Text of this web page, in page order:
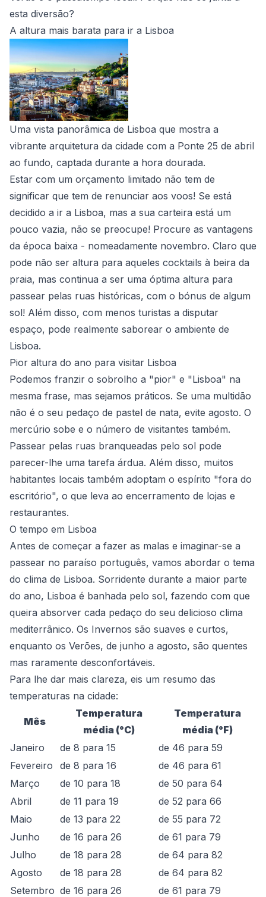
esta diversão?
A altura mais barata para ir a Lisboa
Uma vista panorâmica de Lisboa que mostra a
vibrante arquitetura da cidade com a Ponte 25 de abril
ao fundo, captada durante a hora dourada.
Estar com um orçamento limitado não tem de
significar que tem de renunciar aos voos! Se está
decidido a ir a Lisboa, mas a sua carteira está um
pouco vazia, não se preocupe! Procure as vantagens
da época baixa - nomeadamente novembro. Claro que
pode não ser altura para aqueles cocktails à beira da
praia, mas continua a ser uma óptima altura para
passear pelas ruas históricas, com o bónus de algum
sol! Além disso, com menos turistas a disputar
espaço, pode realmente saborear o ambiente de
Lisboa.
Pior altura do ano para visitar Lisboa
Podemos franzir o sobrolho a "pior" e "Lisboa" na
mesma frase, mas sejamos práticos. Se uma multidão
não é o seu pedaço de pastel de nata, evite agosto. O
mercúrio sobe e o número de visitantes também.
Passear pelas ruas branqueadas pelo sol pode
parecer-lhe uma tarefa árdua. Além disso, muitos
habitantes locais também adoptam o espírito "fora do
escritório", o que leva ao encerramento de lojas e
restaurantes.
O tempo em Lisboa
Antes de começar a fazer as malas e imaginar-se a
passear no paraíso português, vamos abordar o tema
do clima de Lisboa. Sorridente durante a maior parte
do ano, Lisboa é banhada pelo sol, fazendo com que
queira absorver cada pedaço do seu delicioso clima
mediterrânico. Os Invernos são suaves e curtos,
enquanto os Verões, de junho a agosto, são quentes
mas raramente desconfortáveis.
Para lhe dar mais clareza, eis um resumo das
temperaturas na cidade:
Mês
Temperatura
média (°C)
Temperatura
média (°F)
Janeiro
de 8 para 15
de 46 para 59
Fevereiro
de 8 para 16
de 46 para 61
Março
de 10 para 18
de 50 para 64
Abril
de 11 para 19
de 52 para 66
Maio
de 13 para 22
de 55 para 72
Junho
de 16 para 26
de 61 para 79
Julho
de 18 para 28
de 64 para 82
Agosto
de 18 para 28
de 64 para 82
Setembro de 16 para 26
de 61 para 79